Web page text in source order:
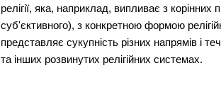
релігії, яка, наприклад, випливає з
суб'єктивного), з конкретною формою
представляє сукупність різних напрямів і
та інших розвинутих релігійних системах.